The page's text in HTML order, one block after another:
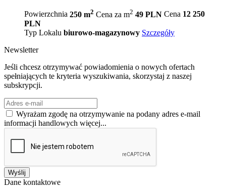
Powierzchnia 250 m2 Cena za m2 49 PLN Cena 12 250
PLN
Typ Lokalu biurowo-magazynowy Szczegóły
Newsletter
Jeśli chcesz otrzymywać powiadomienia o nowych ofertach
spełniających te kryteria wyszukiwania, skorzystaj z naszej
subskrypcji.
Wyrażam zgodę na otrzymywanie na podany adres e-mail
informacji handlowych więcej...
Wyślij
Dane kontaktowe